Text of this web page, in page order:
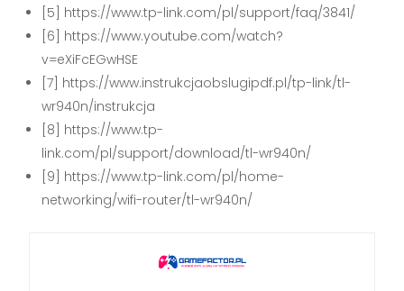
[5] https://www.tp-link.com/pl/support/faq/3841/
[6] https://www.youtube.com/watch?
v=eXiFcEGwHSE
[7] https://www.instrukcjaobslugipdf.pl/tp-link/tl-
wr940n/instrukcja
[8] https://www.tp-
link.com/pl/support/download/tl-wr940n/
[9] https://www.tp-link.com/pl/home-
networking/wifi-router/tl-wr940n/